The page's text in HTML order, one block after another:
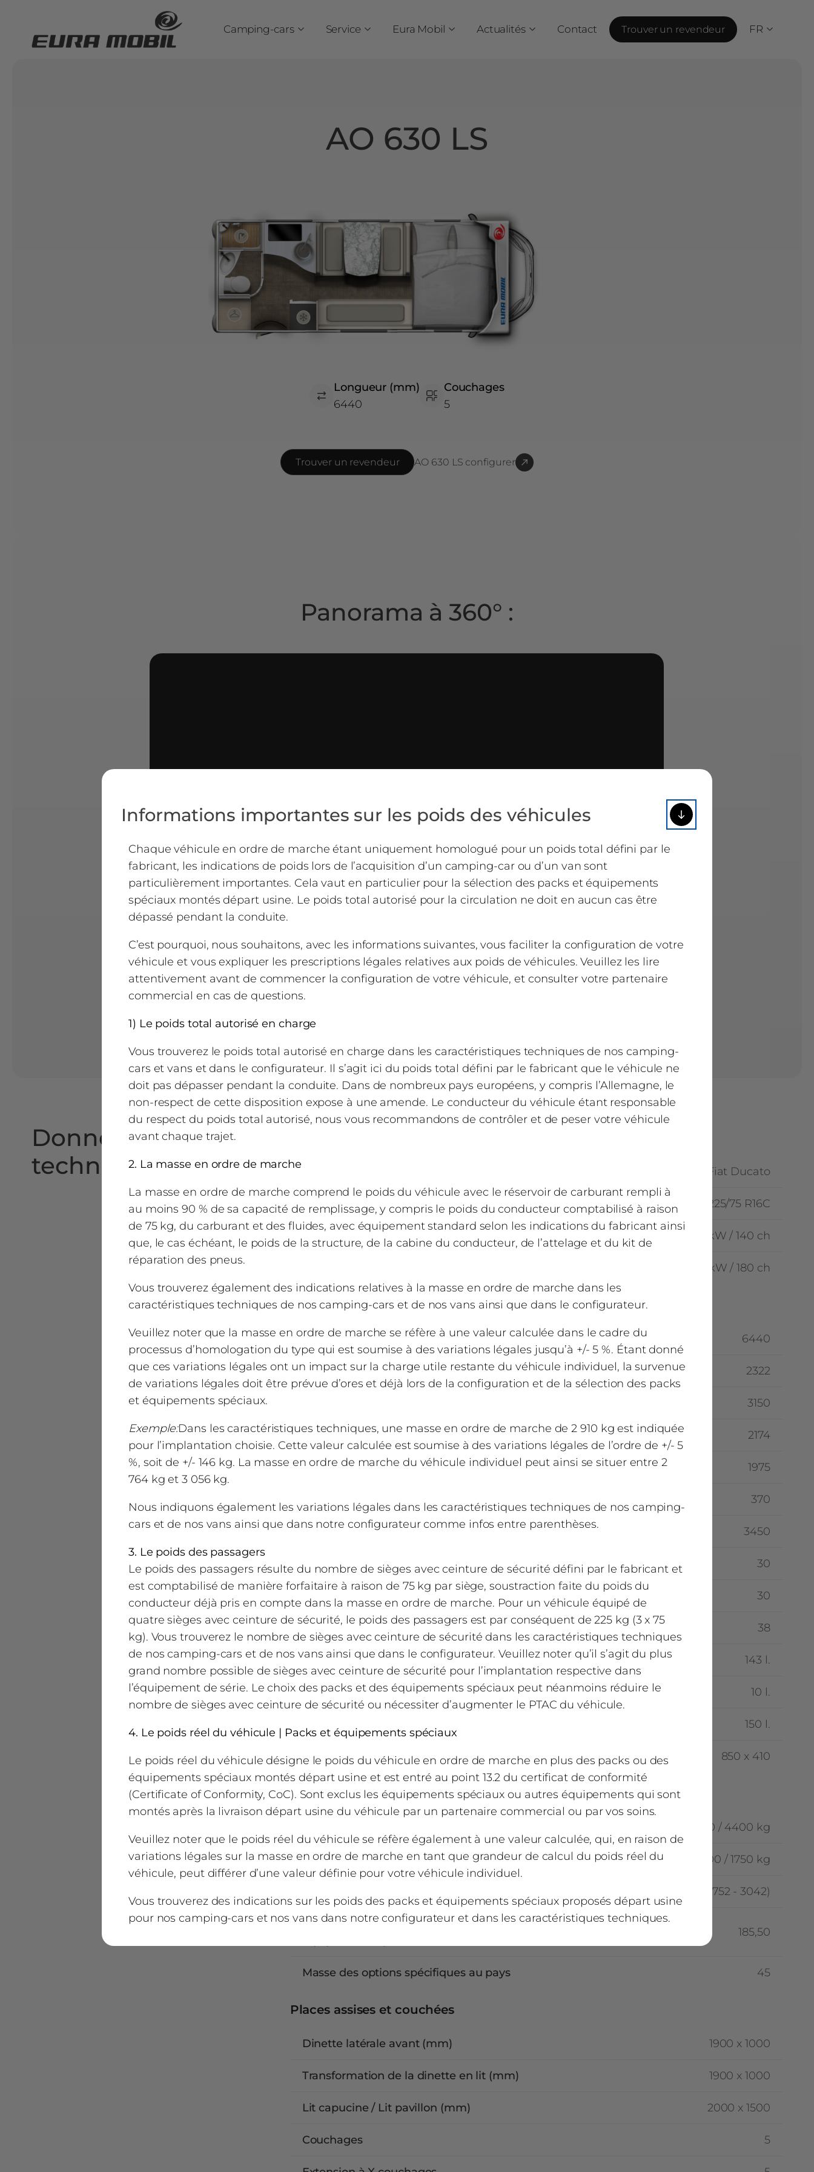
Camping-cars Service Eura Mobil Actualités Contact Trouver un revendeur FR
AO 630 LS
Longueur (mm)
6440
Couchages
5
Trouver un revendeur AO 630 LS configurer
Panorama à 360° :
Données
techniques
Fiat Ducato
Pneumatiques en série (mm) 225/75 R16C
Puissance série 103 kW / 140 ch
132 kW / 180 ch
Dimensions
Longueur hors tout (mm) 6440
Largeur hors tout (mm) 2322
3150
Largeur intérieure (mm) 2174
Hauteur sous plafond (mm) 1975
Hauteur double plancher (mm) 370
Empattement (mm) 3450
Épaisseurs parois (mm) 30
Épaisseurs toit (mm) 30
Épaisseurs sol (mm) 38
Réservoir eau propre (l) (5) 143 l.
Réservoir eaux usées (l) (5) 10 l.
150 l.
Taille de la trappe de rangement à l'arrière 850 x 410
Poids
3500 / 4250 / 4400 kg
Poids tractable (freiné) 2000 / 1800 / 1750 kg
2897 (2752 - 3042)
Dimensions maximales pour les paquets et les
185,50
Masse des options spécifiques au pays 45
Places assises et couchées
Dinette latérale avant (mm) 1900 x 1000
Transformation de la dinette en lit (mm) 1900 x 1000
Lit capucine / Lit pavillon (mm) 2000 x 1500
Couchages 5
Informations importantes sur les poids des véhicules
Chaque véhicule en ordre de marche étant uniquement homologué pour un poids total défini par le
fabricant, les indications de poids lors de l’acquisition d’un camping-car ou d’un van sont
particulièrement importantes. Cela vaut en particulier pour la sélection des packs et équipements
spéciaux montés départ usine. Le poids total autorisé pour la circulation ne doit en aucun cas être
dépassé pendant la conduite.
C’est pourquoi, nous souhaitons, avec les informations suivantes, vous faciliter la configuration de votre
véhicule et vous expliquer les prescriptions légales relatives aux poids de véhicules. Veuillez les lire
attentivement avant de commencer la configuration de votre véhicule, et consulter votre partenaire
commercial en cas de questions.
1) Le poids total autorisé en charge
Vous trouverez le poids total autorisé en charge dans les caractéristiques techniques de nos camping-
cars et vans et dans le configurateur. Il s’agit ici du poids total défini par le fabricant que le véhicule ne
doit pas dépasser pendant la conduite. Dans de nombreux pays européens, y compris l’Allemagne, le
non-respect de cette disposition expose à une amende. Le conducteur du véhicule étant responsable
du respect du poids total autorisé, nous vous recommandons de contrôler et de peser votre véhicule
avant chaque trajet.
2. La masse en ordre de marche
La masse en ordre de marche comprend le poids du véhicule avec le réservoir de carburant rempli à
au moins 90 % de sa capacité de remplissage, y compris le poids du conducteur comptabilisé à raison
de 75 kg, du carburant et des fluides, avec équipement standard selon les indications du fabricant ainsi
que, le cas échéant, le poids de la structure, de la cabine du conducteur, de l’attelage et du kit de
réparation des pneus.
Vous trouverez également des indications relatives à la masse en ordre de marche dans les
caractéristiques techniques de nos camping-cars et de nos vans ainsi que dans le configurateur.
Veuillez noter que la masse en ordre de marche se réfère à une valeur calculée dans le cadre du
processus d’homologation du type qui est soumise à des variations légales jusqu’à +/- 5 %. Étant donné
que ces variations légales ont un impact sur la charge utile restante du véhicule individuel, la survenue
de variations légales doit être prévue d’ores et déjà lors de la configuration et de la sélection des packs
et équipements spéciaux.
Exemple:Dans les caractéristiques techniques, une masse en ordre de marche de 2 910 kg est indiquée
pour l’implantation choisie. Cette valeur calculée est soumise à des variations légales de l’ordre de +/- 5
%, soit de +/- 146 kg. La masse en ordre de marche du véhicule individuel peut ainsi se situer entre 2
764 kg et 3 056 kg.
Nous indiquons également les variations légales dans les caractéristiques techniques de nos camping-
cars et de nos vans ainsi que dans notre configurateur comme infos entre parenthèses.
3. Le poids des passagers
Le poids des passagers résulte du nombre de sièges avec ceinture de sécurité défini par le fabricant et
est comptabilisé de manière forfaitaire à raison de 75 kg par siège, soustraction faite du poids du
conducteur déjà pris en compte dans la masse en ordre de marche. Pour un véhicule équipé de
quatre sièges avec ceinture de sécurité, le poids des passagers est par conséquent de 225 kg (3 x 75
kg). Vous trouverez le nombre de sièges avec ceinture de sécurité dans les caractéristiques techniques
de nos camping-cars et de nos vans ainsi que dans le configurateur. Veuillez noter qu’il s’agit du plus
grand nombre possible de sièges avec ceinture de sécurité pour l’implantation respective dans
l’équipement de série. Le choix des packs et des équipements spéciaux peut néanmoins réduire le
nombre de sièges avec ceinture de sécurité ou nécessiter d’augmenter le PTAC du véhicule.
4. Le poids réel du véhicule | Packs et équipements spéciaux
Le poids réel du véhicule désigne le poids du véhicule en ordre de marche en plus des packs ou des
équipements spéciaux montés départ usine et est entré au point 13.2 du certificat de conformité
(Certificate of Conformity, CoC). Sont exclus les équipements spéciaux ou autres équipements qui sont
montés après la livraison départ usine du véhicule par un partenaire commercial ou par vos soins.
Veuillez noter que le poids réel du véhicule se réfère également à une valeur calculée, qui, en raison de
variations légales sur la masse en ordre de marche en tant que grandeur de calcul du poids réel du
véhicule, peut différer d’une valeur définie pour votre véhicule individuel.
Vous trouverez des indications sur les poids des packs et équipements spéciaux proposés départ usine
pour nos camping-cars et nos vans dans notre configurateur et dans les caractéristiques techniques.
5) Charge utile et charge utile minimale
La charge utile désigne la charge maximale qu’un véhicule peut transporter et se calcule en
spéciaux montés départ usine au poids total autorisé.
Poids des packs/équipements spéciaux